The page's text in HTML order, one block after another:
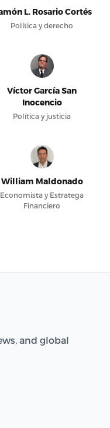
L. Rosario Cortés
Política y derecho
Víctor García San
Inocencio
Política y justicia
William Maldonado
Economista y Estratega
Financiero
and global